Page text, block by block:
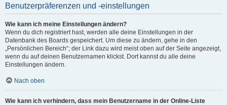
Benutzerpräferenzen und -einstellungen
Wie kann ich meine Einstellungen ändern?
Wenn du dich registriert hast, werden alle deine Einstellungen in der
Datenbank des Boards gespeichert. Um diese zu ändern, gehe in den
„Persönlichen Bereich“; der Link dazu wird meist oben auf der Seite angezeigt,
wenn du auf deinen Benutzernamen klickst. Dort kannst du alle deine
Einstellungen ändern.
Nach oben
Wie kann ich verhindern, dass mein Benutzername in der Online-Liste